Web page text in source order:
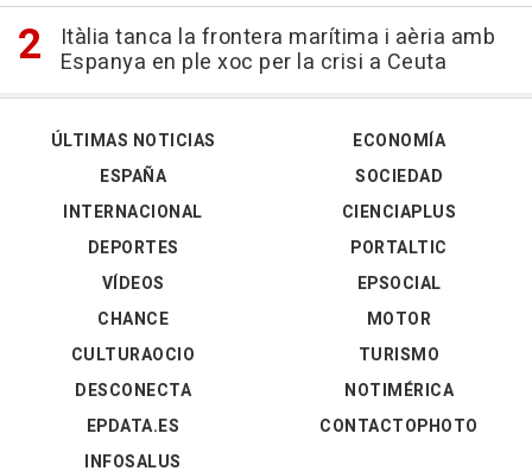
Itàlia tanca la frontera marítima i aèria amb
Espanya en ple xoc per la crisi a Ceuta
ÚLTIMAS NOTICIAS
ESPAÑA
INTERNACIONAL
DEPORTES
VÍDEOS
ECONOMÍA
SOCIEDAD
CIENCIAPLUS
PORTALTIC
EPSOCIAL
CHANCE
CULTURAOCIO
DESCONECTA
EPDATA.ES
INFOSALUS
MOTOR
TURISMO
NOTIMÉRICA
CONTACTOPHOTO